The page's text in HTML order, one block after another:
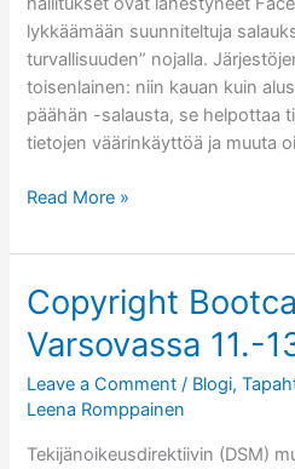
lykkäämään suunniteltuja
turvallisuuden” nojalla.
toisenlainen: niin kauan kuin
päähän -salausta, se helpottaa
tietojen väärinkäyttöä ja muuta
Effi
avoimessa
Facebookille
päästä
päähän
-
salauksen
vahvistamiseksi
Read More »
Copyright
Varsovassa 11.-
Leave a Comment / Blogi,
Leena Romppainen
Tekijänoikeusdirektiivin (DSM)